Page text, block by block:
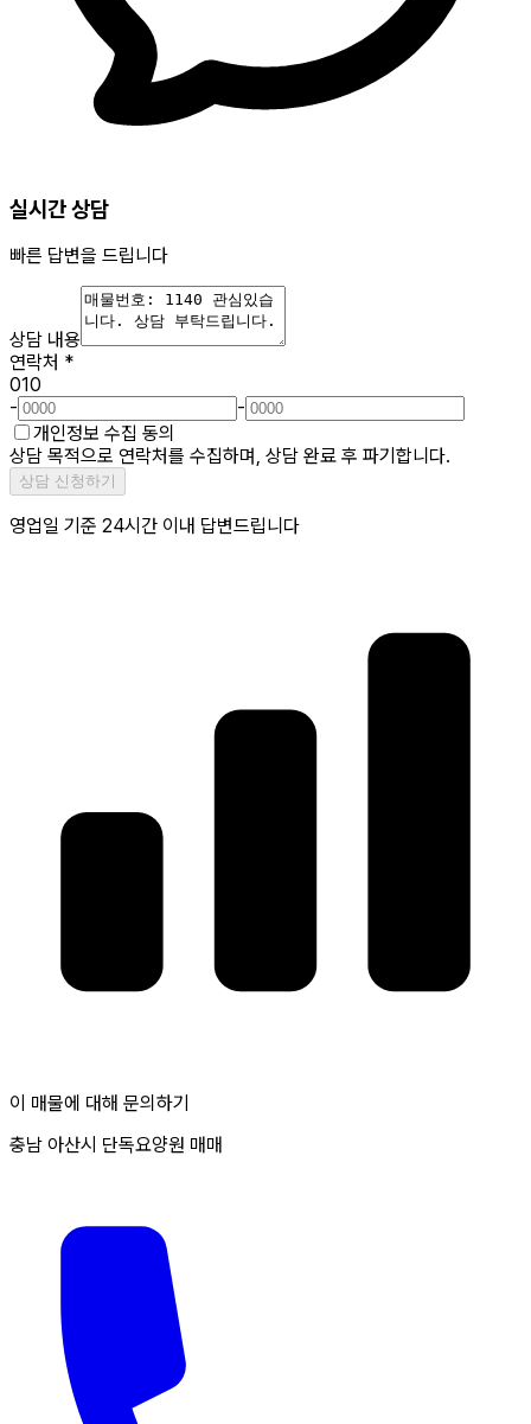
실시간 상담
빠른 답변을 드립니다
상담 내용
연락처 *
010
-
-
개인정보 수집 동의
상담 목적으로 연락처를 수집하며, 상담 완료 후 파기합니다.
상담 신청하기
영업일 기준 24시간 이내 답변드립니다
이 매물에 대해 문의하기
충남 아산시 단독요양원 매매